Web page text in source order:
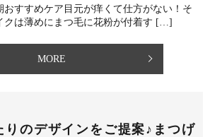
おすすめケア⁡目元が痒くて仕方がない！そ
クは薄めにまつ毛に花粉が付着す […]
MORE
りのデザインをご提案♪まつげ